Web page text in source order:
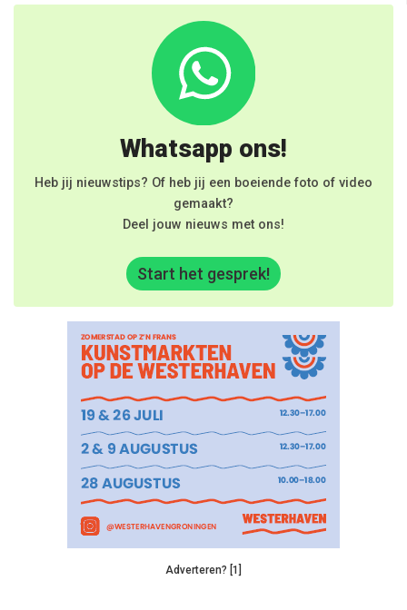
Whatsapp ons!
Heb jij nieuwstips? Of heb jij een boeiende foto of video
gemaakt?
Deel jouw nieuws met ons!
Start het gesprek!
Adverteren? [1]